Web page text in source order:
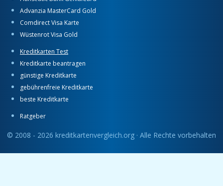
Advanzia MasterCard Gold
Comdirect Visa Karte
Wüstenrot Visa Gold
Kreditkarten Test
Kreditkarte beantragen
günstige Kreditkarte
gebührenfreie Kreditkarte
beste Kreditkarte
Ratgeber
© 2008 - 2026 kreditkartenvergleich.org · Alle Rechte vorbehalten